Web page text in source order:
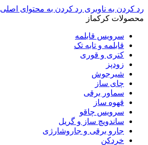
رد کردن به ناوبری رد کردن به محتوای اصلی
محصولات کرکماز
سرویس قابلمه
قابلمه و تابه تک
کتری و قوری
زودپز
شیرجوش
چای ساز
سماور برقی
قهوه ساز
سرویس چاقو
ساندویچ ساز و گریل
جارو برقی و جاروشارژی
خردکن